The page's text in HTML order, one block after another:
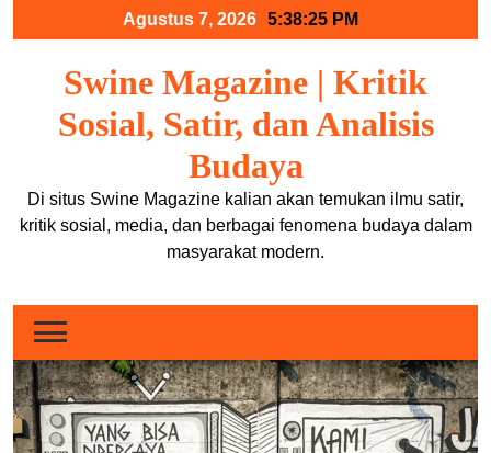
Agustus 7, 2026 5:38:26 PM
Swine Magazine | Kritik
Sosial, Satir, dan Analisis
Budaya
Di situs Swine Magazine kalian akan temukan ilmu satir,
kritik sosial, media, dan berbagai fenomena budaya dalam
masyarakat modern.